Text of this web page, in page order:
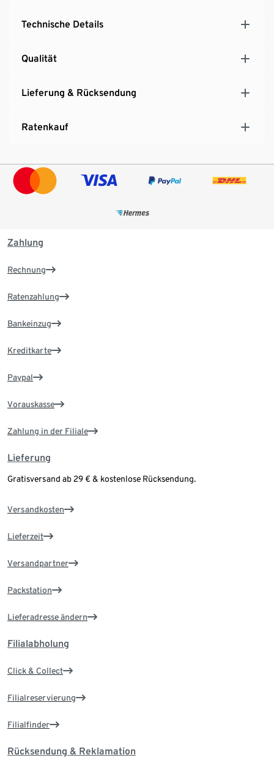
Technische Details
Qualität
Lieferung & Rücksendung
Ratenkauf
Zahlung
Rechnung
Ratenzahlung
Bankeinzug
Kreditkarte
Paypal
Vorauskasse
Zahlung in der Filiale
Lieferung
Gratisversand ab 29 € & kostenlose Rücksendung.
Versandkosten
Lieferzeit
Versandpartner
Packstation
Lieferadresse ändern
Filialabholung
Click & Collect
Filialreservierung
Filialfinder
Rücksendung & Reklamation